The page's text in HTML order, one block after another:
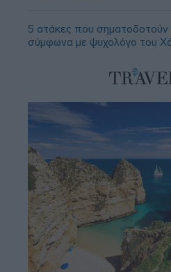
5 ατάκες που σηματοδοτούν
σύμφωνα με ψυχολόγο του